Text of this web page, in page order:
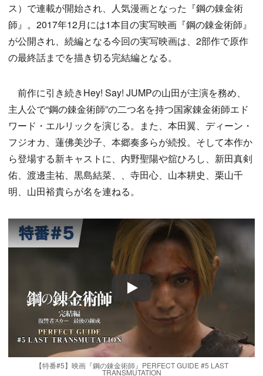
ス）で連載が開始され、人気漫画となった『鋼の錬金術
師』。2017年12月には1本目の実写映画『鋼の錬金術師』
が公開され、続編となる今回の実写映画は、2部作で原作
の最終話までを描き切る完結編となる。
前作に引き続きHey! Say! JUMPの山田が主演を務め、
主人公で“鋼の錬金術師”の二つ名を持つ国家錬金術師エド
ワード・エルリックを演じる。また、本田翼、ディーン・
フジオカ、蓮佛美沙子、本郷奏多らが続投。そして本作か
ら登場する新キャストに、内野聖陽や舘ひろし、新田真剣
佑、渡邊圭祐、黒島結菜、、寺田心、山本耕史、栗山千
明、山田裕貴らが名を連ねる。
Play
【特番#5】映画『鋼の錬金術師』PERFECT GUIDE #5 LAST
TRANSMUTATION